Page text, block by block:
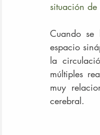
situación
Cuando
espacio
la
múltiples
muy
cerebral.